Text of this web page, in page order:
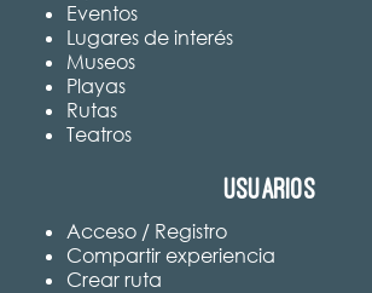
Eventos
Lugares de interés
Museos
Playas
Rutas
Teatros
Usuarios
Acceso / Registro
Compartir experiencia
Crear ruta